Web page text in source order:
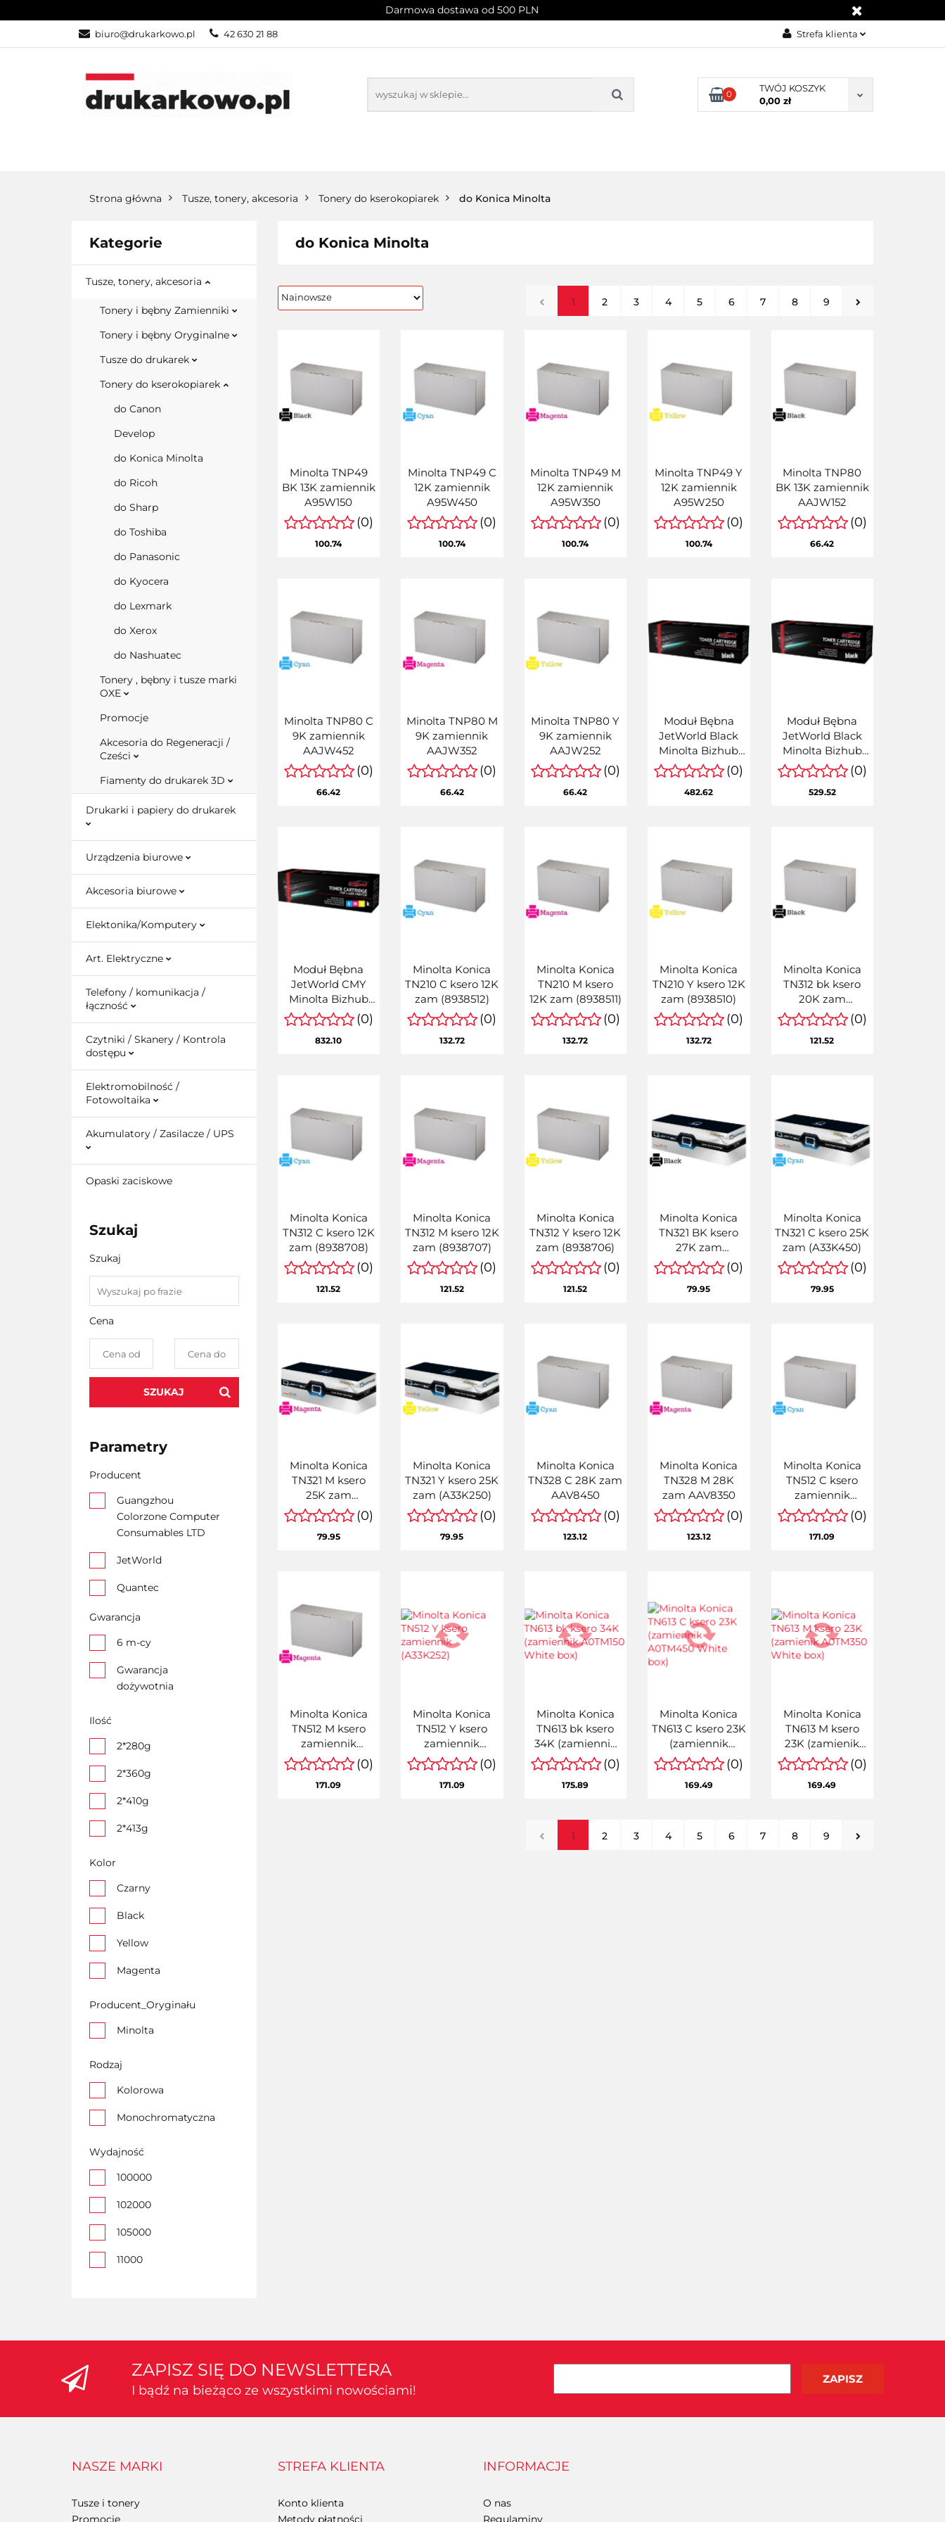
Darmowa dostawa od 500 PLN
biuro@drukarkowo.pl 42 630 21 88 Strefa klienta
Załóż konto
Dodaj zgłoszenie
0
TWÓJ KOSZYK
0,00 zł
KATEGORIE PROMOCJE NOWOŚCI BESTSELLERY BLOG KONTAKT
Strona główna Tusze, tonery, akcesoria Tonery do kserokopiarek do Konica Minolta
Kategorie
Tusze, tonery, akcesoria
Tonery i bębny Zamienniki
Tonery i bębny Oryginalne
Tusze do drukarek
Tonery do kserokopiarek
do Canon
Develop
do Konica Minolta
do Ricoh
do Sharp
do Toshiba
do Panasonic
do Kyocera
do Lexmark
do Xerox
do Nashuatec
Tonery , bębny i tusze marki
OXE
Promocje
Akcesoria do Regeneracji /
Cześci
Fiamenty do drukarek 3D
Drukarki i papiery do drukarek
Urządzenia biurowe
Akcesoria biurowe
Elektonika/Komputery
Art. Elektryczne
Telefony / komunikacja /
łączność
Czytniki / Skanery / Kontrola
dostępu
Elektromobilność /
Fotowoltaika
Akumulatory / Zasilacze / UPS
Opaski zaciskowe
Szukaj
Szukaj
Cena
SZUKAJ
Parametry
Producent
Guangzhou
Colorzone Computer
Consumables LTD
JetWorld
Quantec
Gwarancja
6 m-cy
Gwarancja
dożywotnia
Ilość
2*280g
2*360g
2*410g
2*413g
364g
430g
437g
460g
514g
519g
524g
525g
547g
765g
Kolor
Czarny
Black
Yellow
Magenta
CMY
Producent_Oryginału
Minolta
Rodzaj
Kolorowa
Monochromatyczna
Wydajność
100000
102000
105000
11000
12000
120000
137000
18500
do Konica Minolta
1 2 3 4 5 6 7 8 9
Minolta TNP49
BK 13K zamiennik
A95W150
(0)
100.74
Minolta TNP49 C
12K zamiennik
A95W450
(0)
100.74
Minolta TNP49 M
12K zamiennik
A95W350
(0)
100.74
Minolta TNP49 Y
12K zamiennik
A95W250
(0)
100.74
Minolta TNP80
BK 13K zamiennik
AAJW152
(0)
66.42
Minolta TNP80 C
9K zamiennik
AAJW452
(0)
66.42
Minolta TNP80 M
9K zamiennik
AAJW352
(0)
66.42
Minolta TNP80 Y
9K zamiennik
AAJW252
(0)
66.42
Moduł Bębna
JetWorld Black
Minolta Bizhub
C257i zamiennik
DR-217K, DR217K
(ACVF0RD)
(0)
482.62
Moduł Bębna
JetWorld Black
Minolta Bizhub
C450i, C550i,
C650i zamiennik
DR-618K, DR618K,
(0)
529.52
Moduł Bębna
JetWorld CMY
Minolta Bizhub
C450i, C550i,
C650i zamiennik
DR-618C, DR618C,
(0)
832.10
Minolta Konica
TN210 C ksero 12K
zam (8938512)
(0)
132.72
Minolta Konica
TN210 M ksero
12K zam (8938511)
(0)
132.72
Minolta Konica
TN210 Y ksero 12K
zam (8938510)
(0)
132.72
Minolta Konica
TN312 bk ksero
20K zam
(8938705) (0)
121.52
Minolta Konica
TN312 C ksero 12K
zam (8938708)
(0)
121.52
Minolta Konica
TN312 M ksero 12K
zam (8938707)
(0)
121.52
Minolta Konica
TN312 Y ksero 12K
zam (8938706)
(0)
121.52
Minolta Konica
TN321 BK ksero
27K zam
(A33K150) (0)
79.95
Minolta Konica
TN321 C ksero 25K
zam (A33K450)
(0)
79.95
Minolta Konica
TN321 M ksero
25K zam
(A33K350)(0)
79.95
Minolta Konica
TN321 Y ksero 25K
zam (A33K250)
(0)
79.95
Minolta Konica
TN328 C 28K zam
AAV8450
(0)
123.12
Minolta Konica
TN328 M 28K
zam AAV8350
(0)
123.12
Minolta Konica
TN512 C ksero
zamiennik
(A33K452)(0)
171.09
Minolta Konica
TN512 M ksero
zamiennik
(A33K352) (0)
171.09
Minolta Konica
TN512 Y ksero
zamiennik
(A33K252)(0)
171.09
Minolta Konica
TN613 bk ksero
34K (zamiennik
A0TM150 White
box)
(0)
175.89
Minolta Konica
TN613 C ksero 23K
(zamiennik
A0TM450 White
box)
(0)
169.49
Minolta Konica
TN613 M ksero
23K (zamienik
A0TM350 White
box)
(0)
169.49
1 2 3 4 5 6 7 8 9
ZAPISZ SIĘ DO NEWSLETTERA
I bądź na bieżąco ze wszystkimi nowościami!
NASZE MARKI
Tusze i tonery
Promocje
STREFA KLIENTA
Konto klienta
Metody płatności
INFORMACJE
O nas
Regulaminy